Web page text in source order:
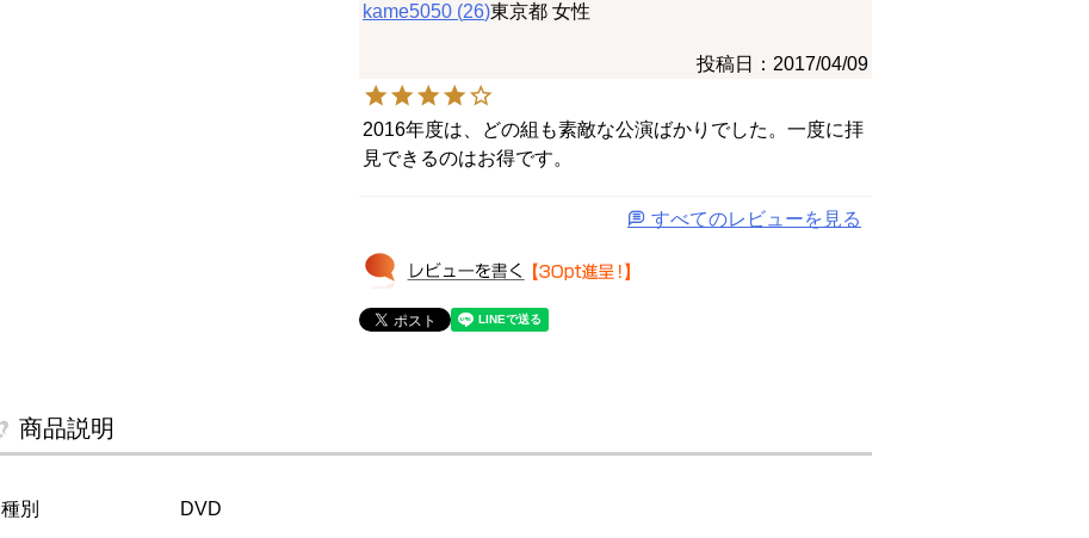
kame5050 26 東京都 女性
投稿日 2017/04/09
2016年度は、どの組も素敵な公演ばかりでした。一度に拝
見できるのはお得です。
すべてのレビューを見る
商品説明
種別 DVD